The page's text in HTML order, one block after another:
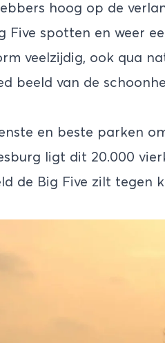
hoog op de
Five spotten en weer
veelzijdig, ook qua
beeld van de
en beste parken
ligt dit 20.000
de Big Five zilt tegen